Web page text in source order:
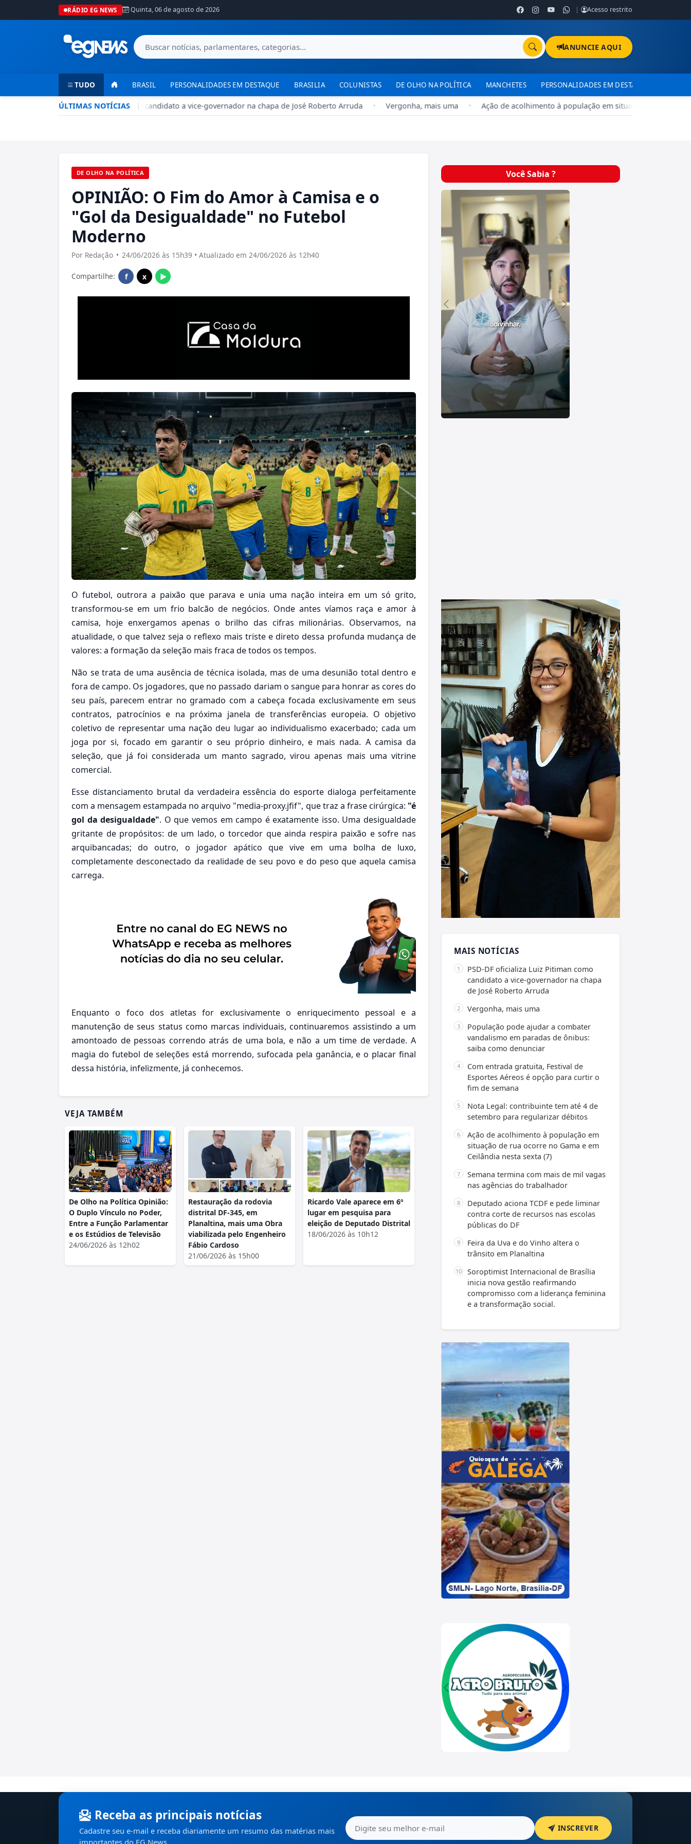
RÁDIO EG NEWS Quinta, 06 de agosto de 2026 | Acesso restrito
ANUNCIE AQUI
TUDO BRASIL PERSONALIDADES EM DESTAQUE BRASILIA COLUNISTAS DE OLHO NA POLÍTICA MANCHETES PERSONALIDADES EM DESTAQUE
ÚLTIMAS NOTÍCIAS |
PSD-DF oficializa Luiz Pitiman como candidato a vice-governador na chapa de José Roberto Arruda Vergonha, mais uma Ação de acolhimento à população em situação de rua ocorre
DE OLHO NA POLÍTICA
OPINIÃO: O Fim do Amor à Camisa e o
"Gol da Desigualdade" no Futebol
Moderno
Por Redação • 24/06/2026 às 15h39 • Atualizado em 24/06/2026 às 12h40
Compartilhe: f x ▶
O futebol, outrora a paixão que parava e unia uma nação inteira em um só grito,
transformou-se em um frio balcão de negócios. Onde antes víamos raça e amor à
camisa, hoje enxergamos apenas o brilho das cifras milionárias. Observamos, na
atualidade, o que talvez seja o reflexo mais triste e direto dessa profunda mudança de
valores: a formação da seleção mais fraca de todos os tempos.
Não se trata de uma ausência de técnica isolada, mas de uma desunião total dentro e
fora de campo. Os jogadores, que no passado dariam o sangue para honrar as cores do
seu país, parecem entrar no gramado com a cabeça focada exclusivamente em seus
contratos, patrocínios e na próxima janela de transferências europeia. O objetivo
coletivo de representar uma nação deu lugar ao individualismo exacerbado; cada um
joga por si, focado em garantir o seu próprio dinheiro, e mais nada. A camisa da
seleção, que já foi considerada um manto sagrado, virou apenas mais uma vitrine
comercial.
Esse distanciamento brutal da verdadeira essência do esporte dialoga perfeitamente
com a mensagem estampada no arquivo "media-proxy.jfif", que traz a frase cirúrgica: "é
gol da desigualdade". O que vemos em campo é exatamente isso. Uma desigualdade
gritante de propósitos: de um lado, o torcedor que ainda respira paixão e sofre nas
arquibancadas; do outro, o jogador apático que vive em uma bolha de luxo,
completamente desconectado da realidade de seu povo e do peso que aquela camisa
carrega.
Enquanto o foco dos atletas for exclusivamente o enriquecimento pessoal e a
manutenção de seus status como marcas individuais, continuaremos assistindo a um
amontoado de pessoas correndo atrás de uma bola, e não a um time de verdade. A
magia do futebol de seleções está morrendo, sufocada pela ganância, e o placar final
dessa história, infelizmente, já conhecemos.
VEJA TAMBÉM
De Olho na Política Opinião:
O Duplo Vínculo no Poder,
Entre a Função Parlamentar
e os Estúdios de Televisão
24/06/2026 às 12h02
Restauração da rodovia
distrital DF-345, em
Planaltina, mais uma Obra
viabilizada pelo Engenheiro
Fábio Cardoso
21/06/2026 às 15h00
Ricardo Vale aparece em 6º
lugar em pesquisa para
eleição de Deputado Distrital
18/06/2026 às 10h12
Você Sabia ?
MAIS NOTÍCIAS
PSD-DF oficializa Luiz Pitiman como
candidato a vice-governador na chapa
de José Roberto Arruda
Vergonha, mais uma
População pode ajudar a combater
vandalismo em paradas de ônibus:
saiba como denunciar
Com entrada gratuita, Festival de
Esportes Aéreos é opção para curtir o
fim de semana
Nota Legal: contribuinte tem até 4 de
setembro para regularizar débitos
Ação de acolhimento à população em
situação de rua ocorre no Gama e em
Ceilândia nesta sexta (7)
Semana termina com mais de mil vagas
nas agências do trabalhador
Deputado aciona TCDF e pede liminar
contra corte de recursos nas escolas
públicas do DF
Feira da Uva e do Vinho altera o
trânsito em Planaltina
Soroptimist Internacional de Brasília
inicia nova gestão reafirmando
compromisso com a liderança feminina
e a transformação social.
Receba as principais notícias
Cadastre seu e-mail e receba diariamente um resumo das matérias mais
importantes do EG News.
INSCREVER